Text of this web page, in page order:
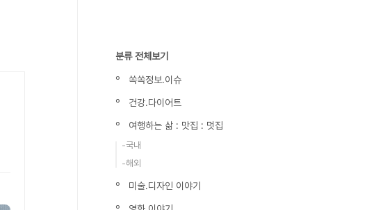
분류 전체보기
º 쏙쏙정보.이슈
º 건강.다이어트
º 여행하는 삶 : 맛집 : 멋집
-국내
-해외
º 미술.디자인 이야기